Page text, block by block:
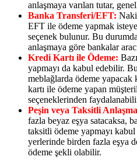
anlaşmaya varılan tutar,
Banka Transferi/EFT:
EFT ile ödeme yapmak
seçenek bulunur. Bu
anlaşmaya göre bankalar
Kredi Kartı ile Ödeme:
yapmayı da kabul edebilir.
meblağlarda ödeme yapacak
kartı ile ödeme yapan
seçeneklerinden
Peşin veya Taksitli
fazla beyaz eşya satacaksa,
taksitli ödeme yapmayı
yerlerinde birden fazla eşya
ödeme şekli olabilir.